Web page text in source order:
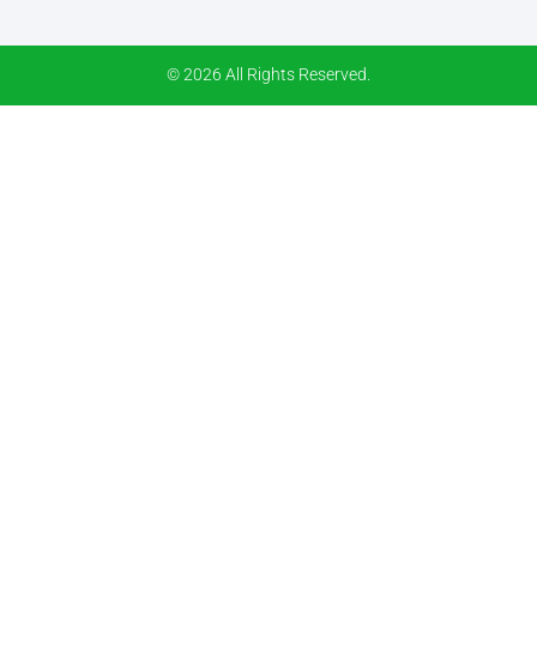
© 2026 All Rights Reserved.